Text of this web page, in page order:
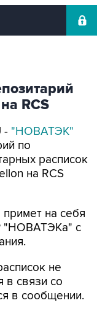
RCS
- "НОВАТЭК"
по
расписок
на RCS
на себя
"НОВАТЭКа" с
не
в связи со
в сообщении.